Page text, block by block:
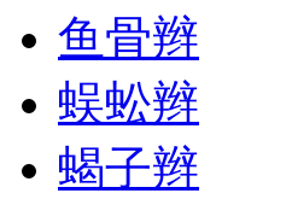
鱼骨辫
蜈蚣辫
蝎子辫